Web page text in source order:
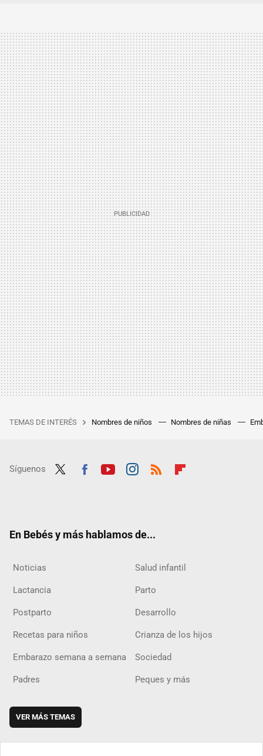
TEMAS DE INTERÉS Nombres de niños Nombres de niñas
Síguenos
En Bebés y más hablamos de...
Noticias Salud infantil
Lactancia Parto
Postparto Desarrollo
Recetas para niños Crianza de los hijos
Embarazo semana a semana Sociedad
Padres Peques y más
VER MÁS TEMAS